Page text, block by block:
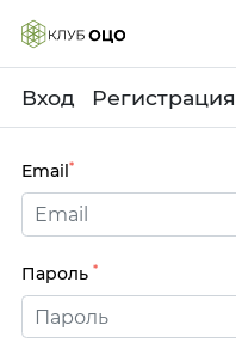
Вход Регистрация
Email*
Пароль *